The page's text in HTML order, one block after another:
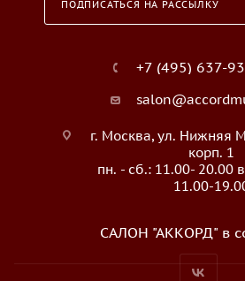
ПОДПИСАТЬСЯ НА РАССЫЛКУ
+7 (495) 637-
г. Москва, ул. Нижняя
корп. 1
пн. - сб.: 11.00- 20.00
11.00-
САЛОН "АККОРД" в